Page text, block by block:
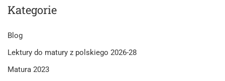
Kategorie
Blog
Lektury do matury z polskiego 2026-28
Matura 2023